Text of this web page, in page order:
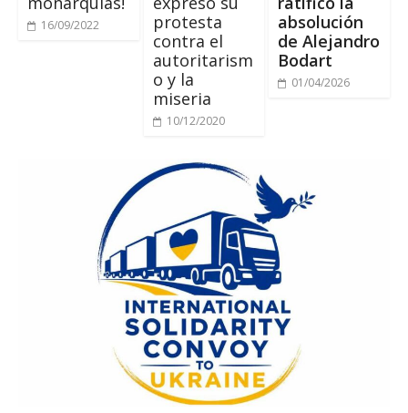
16/09/2022
protesta
contra el
autoritarism
o y la
miseria
10/12/2020
absolución
de Alejandro
Bodart
01/04/2026